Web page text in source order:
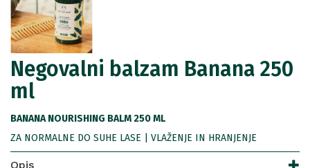
Negovalni balzam Banana 250
ml
BANANA NOURISHING BALM 250 ML
ZA NORMALNE DO SUHE LASE | VLAŽENJE IN HRANJENJE
Opis